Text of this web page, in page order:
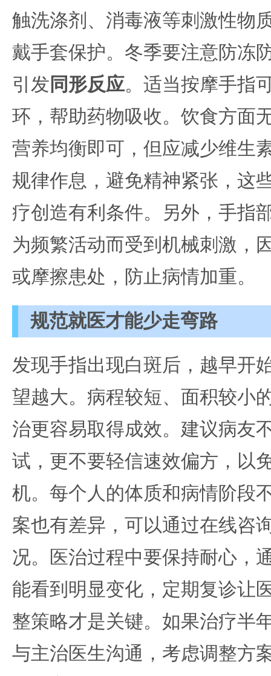
触洗涤剂、消毒液等刺激性物
戴手套保护。冬季要注意防冻
引发 同形反应。适当按摩手指
环，帮助药物吸收。饮食方面
营养均衡即可，但应减少维生
规律作息，避免精神紧张，这
疗创造有利条件。另外，手指
为频繁活动而受到机械刺激，
或摩擦患处，防止病情加重。
规范就医才能少走弯路
发现手指出现白斑后，越早开
望越大。病程较短、面积较小
治更容易取得成效。建议病友
试，更不要轻信速效偏方，以
机。每个人的体质和病情阶段
案也有差异，可以通过在线咨
况。医治过程中要保持耐心，
能看到明显变化，定期复诊让
整策略才是关键。如果治疗半
与主治医生沟通，考虑调整方